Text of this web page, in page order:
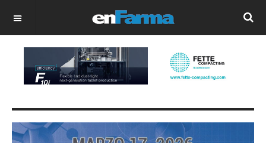
OFF CANVAS